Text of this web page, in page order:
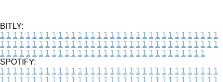
BITLY:
1 1 1 1 1 1 1 1 1 1 1 1 1 1 1 1 1 1 1 1 1 1 1 1 1 1 1 1 1 1 1 1 1 1
1 1 1 1 1 1 1 1 1 1 1 1 1 1 1 1 1 1 1 1 1 1 1 1 1 1 1 1 1 1 1 1 1 1
1 1 1 1 1 1 1 1 1 1 1 1 1 1 1 1 1 1 1 1 1 1 1 1 1 1 1 1 1 1 1 1
SPOTIFY:
1 1 1 1 1 1 1 1 1 1 1 1 1 1 1 1 1 1 1 1 1 1 1 1 1 1 1 1 1 1 1 1 1 1
1 1 1 1 1 1 1 1 1 1 1 1 1 1 1 1 1 1 1 1 1 1 1 1 1 1 1 1 1 1 1 1 1 1